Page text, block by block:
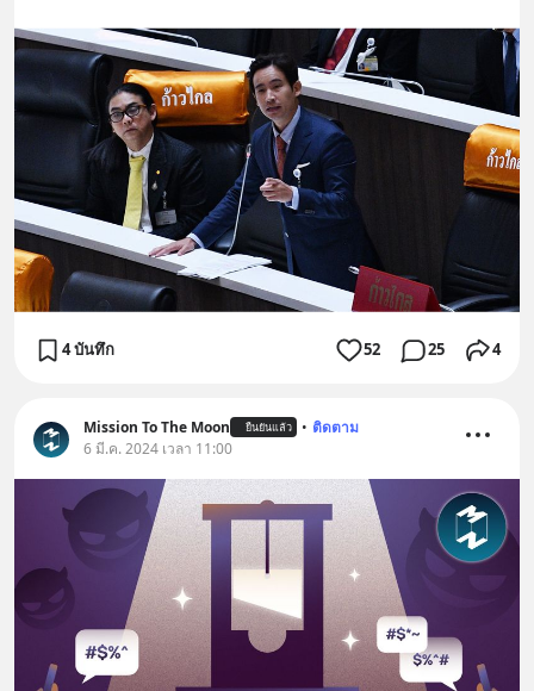
4 บันทึก 52 25 4
Mission To The Moon ยืนยันแล้ว • ติดตาม
6 มี.ค. 2024 เวลา 11:00